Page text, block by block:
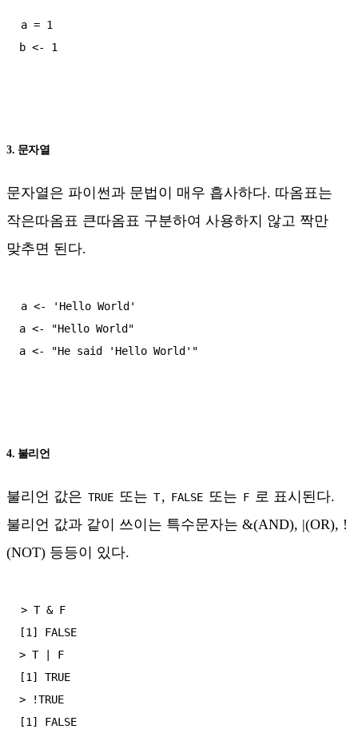
a = 1
3. 문자열
문자열은 파이썬과 문법이 매우 흡사하다. 따옴표는
작은따옴표 큰따옴표 구분하여 사용하지 않고 짝만
맞추면 된다.
a <- 'Hello World'
a <- "Hello World"
4. 불리언
불리언 값은 TRUE 또는 T, FALSE 또는 F
로 표시된다.
불리언 값과 같이 쓰이는 특수문자는 &(AND), |(OR), !
(NOT) 등등이 있다.
> T & F
[1] FALSE
> T | F
[1] TRUE
> !TRUE